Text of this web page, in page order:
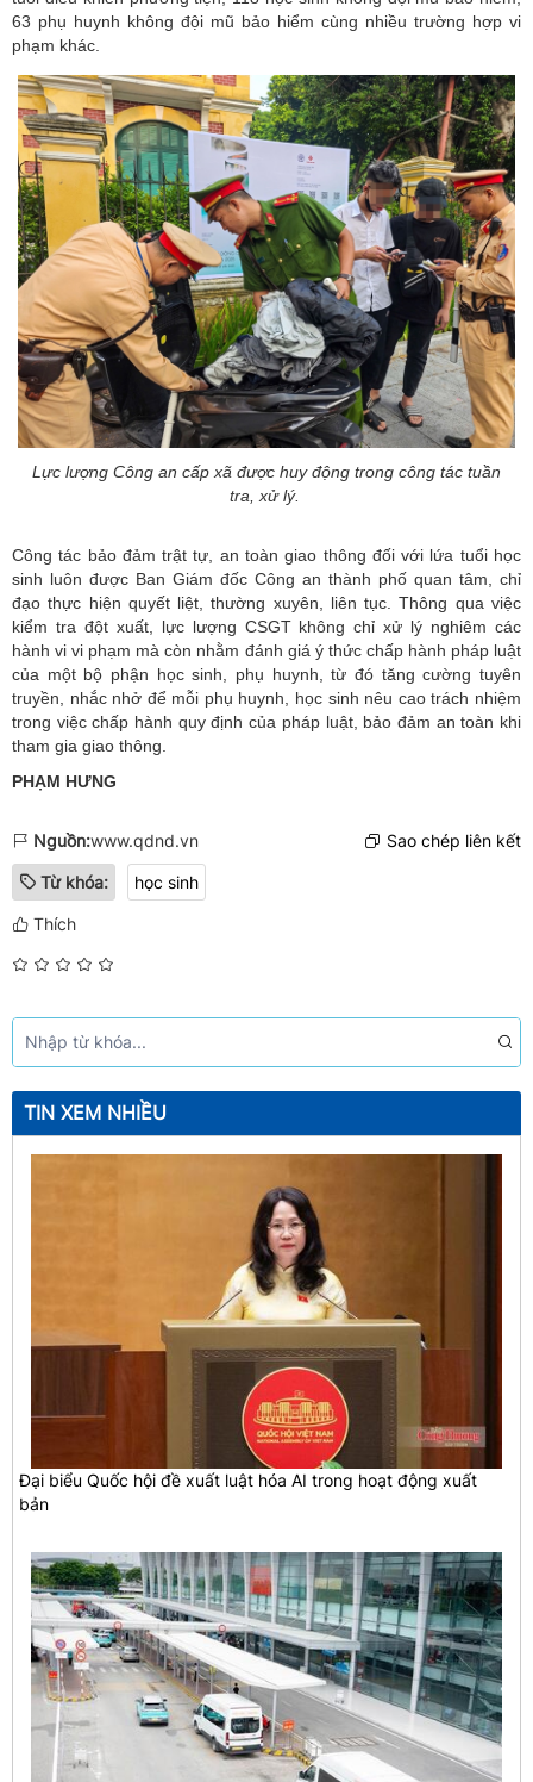
63 phụ huynh không đội mũ bảo hiểm cùng nhiều trường hợp vi
phạm khác.
Lực lượng Công an cấp xã được huy động trong công tác tuần
tra, xử lý.
Công tác bảo đảm trật tự, an toàn giao thông đối với lứa tuổi học
sinh luôn được Ban Giám đốc Công an thành phố quan tâm, chỉ
đạo thực hiện quyết liệt, thường xuyên, liên tục. Thông qua việc
kiểm tra đột xuất, lực lượng CSGT không chỉ xử lý nghiêm các
hành vi vi phạm mà còn nhằm đánh giá ý thức chấp hành pháp luật
của một bộ phận học sinh, phụ huynh, từ đó tăng cường tuyên
truyền, nhắc nhở để mỗi phụ huynh, học sinh nêu cao trách nhiệm
trong việc chấp hành quy định của pháp luật, bảo đảm an toàn khi
tham gia giao thông.
PHẠM HƯNG
Nguồn:www.qdnd.vn Sao chép liên kết
Từ khóa: học sinh
Thích
TIN XEM NHIỀU
Đại biểu Quốc hội đề xuất luật hóa AI trong hoạt động xuất
bản